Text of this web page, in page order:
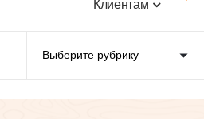
Клиентам